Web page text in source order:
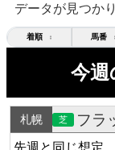
データが見つか
着順 ↕ 馬番 ↕
今週
札幌 芝 フラ